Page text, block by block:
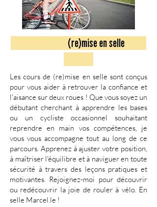
(re)mise en selle
Les cours de (re)mise en selle sont conçus
pour vous aider à retrouver la confiance et
l'aisance sur deux roues ! Que vous soyez un
débutant cherchant à apprendre les bases
ou un cycliste occasionnel souhaitant
reprendre en main vos compétences, je
vous vous accompagne tout au long de ce
parcours. Apprenez à ajuster votre position,
à maîtriser l'équilibre et à naviguer en toute
sécurité à travers des leçons pratiques et
motivantes. Rejoignez-moi pour découvrir
ou redécouvrir la joie de rouler à vélo. En
selle Marcel.le !